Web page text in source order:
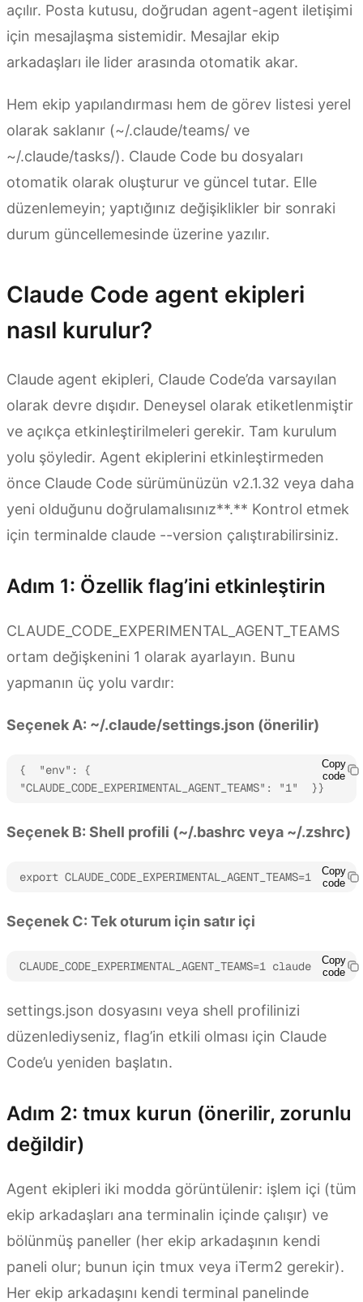
açılır. Posta kutusu, doğrudan agent-agent iletişimi
için mesajlaşma sistemidir. Mesajlar ekip
arkadaşları ile lider arasında otomatik akar.
Hem ekip yapılandırması hem de görev listesi yerel
olarak saklanır (~/.claude/teams/ ve
~/.claude/tasks/). Claude Code bu dosyaları
otomatik olarak oluşturur ve güncel tutar. Elle
düzenlemeyin; yaptığınız değişiklikler bir sonraki
durum güncellemesinde üzerine yazılır.
Claude Code agent ekipleri
nasıl kurulur?
Claude agent ekipleri, Claude Code’da varsayılan
olarak devre dışıdır. Deneysel olarak etiketlenmiştir
ve açıkça etkinleştirilmeleri gerekir. Tam kurulum
yolu şöyledir. Agent ekiplerini etkinleştirmeden
önce Claude Code sürümünüzün v2.1.32 veya daha
yeni olduğunu doğrulamalısınız**.** Kontrol etmek
için terminalde claude --version çalıştırabilirsiniz.
Adım 1: Özellik flag’ini etkinleştirin
CLAUDE_CODE_EXPERIMENTAL_AGENT_TEAMS
ortam değişkenini 1 olarak ayarlayın. Bunu
yapmanın üç yolu vardır:
Seçenek A: ~/.claude/settings.json (önerilir)
{  "env": {
"CLAUDE_CODE_EXPERIMENTAL_AGENT_TEAMS": "1"  }}
Copy
code
Seçenek B: Shell profili (~/.bashrc veya ~/.zshrc)
export CLAUDE_CODE_EXPERIMENTAL_AGENT_TEAMS=1
Copy
code
Seçenek C: Tek oturum için satır içi
CLAUDE_CODE_EXPERIMENTAL_AGENT_TEAMS=1 claude
Copy
code
settings.json dosyasını veya shell profilinizi
düzenlediyseniz, flag’in etkili olması için Claude
Code’u yeniden başlatın.
Adım 2: tmux kurun (önerilir, zorunlu
değildir)
Agent ekipleri iki modda görüntülenir: işlem içi (tüm
ekip arkadaşları ana terminalin içinde çalışır) ve
bölünmüş paneller (her ekip arkadaşının kendi
paneli olur; bunun için tmux veya iTerm2 gerekir).
Her ekip arkadaşını kendi terminal panelinde